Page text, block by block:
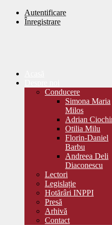
Autentificare
Înregistrare
Conducere
Simona Maria
Milos
Adrian
Otilia Milu
Florin-Daniel
Barbu
Andreea Deli
Diaconescu
Lectori
Legislație
Hotărâri INPPI
Presă
Arhivă
Contact